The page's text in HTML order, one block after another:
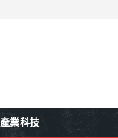
產業科技